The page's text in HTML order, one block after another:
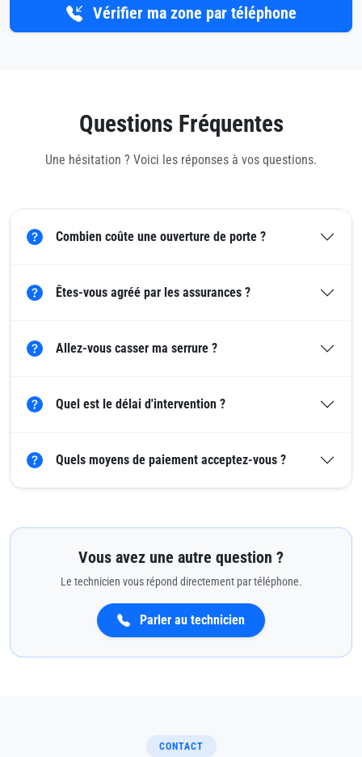
Vérifier ma zone par téléphone
Questions Fréquentes
Une hésitation ? Voici les réponses à vos questions.
Combien coûte une ouverture de porte ?
Êtes-vous agréé par les assurances ?
Allez-vous casser ma serrure ?
Quel est le délai d'intervention ?
Quels moyens de paiement acceptez-vous ?
Vous avez une autre question ?
Le technicien vous répond directement par téléphone.
Parler au technicien
CONTACT